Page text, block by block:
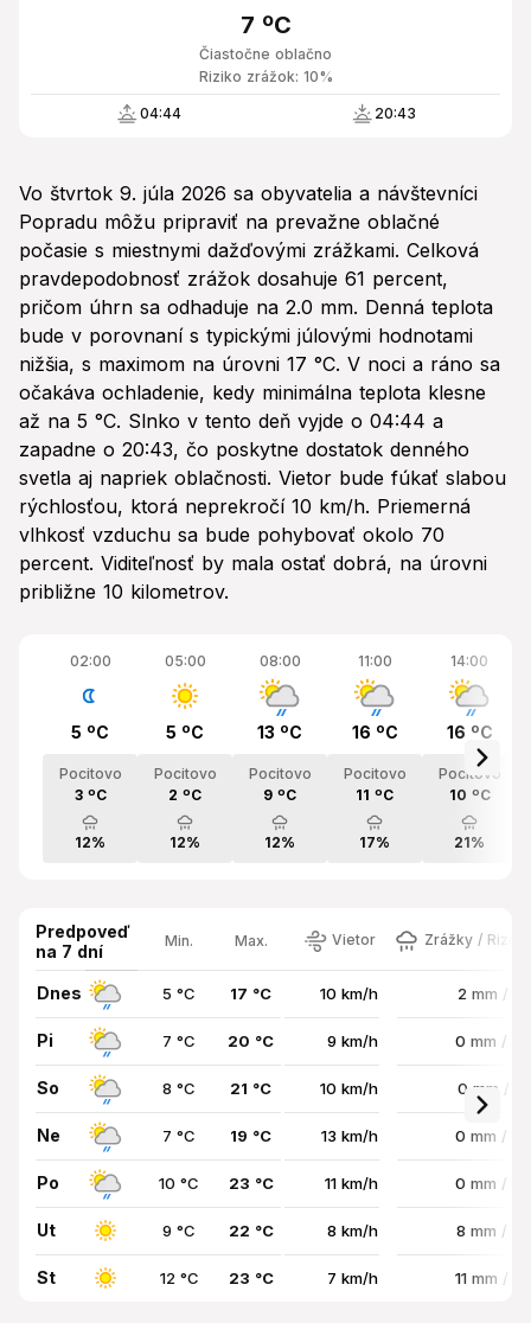
Čiastočne oblačno
7 ºC
Riziko zrážok: 10%
04:44 20:43
Vo štvrtok 9. júla 2026 sa obyvatelia a návštevníci
Popradu môžu pripraviť na prevažne oblačné
počasie s miestnymi dažďovými zrážkami. Celková
pravdepodobnosť zrážok dosahuje 61 percent,
pričom úhrn sa odhaduje na 2.0 mm. Denná teplota
bude v porovnaní s typickými júlovými hodnotami
nižšia, s maximom na úrovni 17 °C. V noci a ráno sa
očakáva ochladenie, kedy minimálna teplota klesne
až na 5 °C. Slnko v tento deň vyjde o 04:44 a
zapadne o 20:43, čo poskytne dostatok denného
svetla aj napriek oblačnosti. Vietor bude fúkať slabou
rýchlosťou, ktorá neprekročí 10 km/h. Priemerná
vlhkosť vzduchu sa bude pohybovať okolo 70
percent. Viditeľnosť by mala ostať dobrá, na úrovni
približne 10 kilometrov.
02:00
5 ºC
Pocitovo
3 ºC
12%
05:00
5 ºC
Pocitovo
2 ºC
12%
08:00
13 ºC
Pocitovo
9 ºC
12%
11:00
16 ºC
Pocitovo
11 ºC
17%
14:00
16 ºC
Pocitovo
10 ºC
21%
Predpoveď
na 7 dní
Min. Max. Vietor Zrážky /
Dnes 5 °C 17 °C 10 km/h 2 mm /
Pi 7 °C 20 °C 9 km/h 0 mm /
So 8 °C 21 °C 10 km/h 0 mm /
Ne 7 °C 19 °C 13 km/h 0 mm /
Po 10 °C 23 °C 11 km/h 0 mm /
Ut 9 °C 22 °C 8 km/h 8 mm /
St 12 °C 23 °C 7 km/h 11 mm /